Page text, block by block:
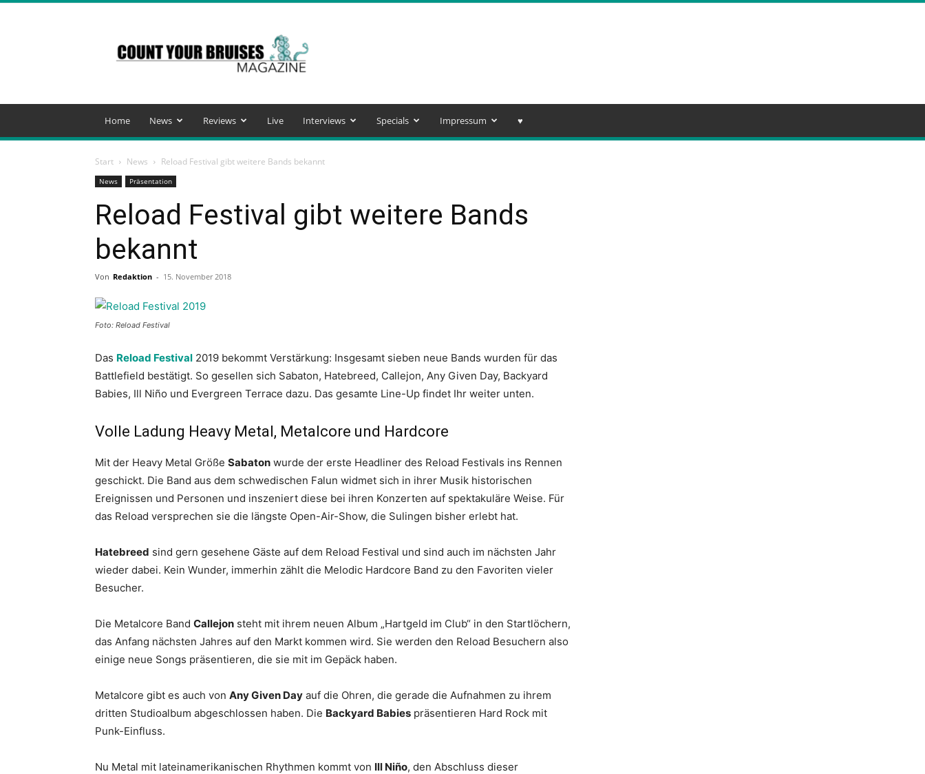
Your
Bruises
Magazine
Home News Reviews Live Interviews Specials Impressum ♥️
Start News Reload Festival gibt weitere Bands bekannt
News Präsentation
Reload Festival gibt weitere Bands
bekannt
Von Redaktion - 15. November 2018
Foto: Reload Festival
Das Reload Festival 2019 bekommt Verstärkung: Insgesamt sieben neue Bands wurden für das
Battlefield bestätigt. So gesellen sich Sabaton, Hatebreed, Callejon, Any Given Day, Backyard
Babies, Ill Niño und Evergreen Terrace dazu. Das gesamte Line-Up findet Ihr weiter unten.
Volle Ladung Heavy Metal, Metalcore und Hardcore
Mit der Heavy Metal Größe Sabaton wurde der erste Headliner des Reload Festivals ins Rennen
geschickt. Die Band aus dem schwedischen Falun widmet sich in ihrer Musik historischen
Ereignissen und Personen und inszeniert diese bei ihren Konzerten auf spektakuläre Weise. Für
das Reload versprechen sie die längste Open-Air-Show, die Sulingen bisher erlebt hat.
Hatebreed sind gern gesehene Gäste auf dem Reload Festival und sind auch im nächsten Jahr
wieder dabei. Kein Wunder, immerhin zählt die Melodic Hardcore Band zu den Favoriten vieler
Besucher.
Die Metalcore Band Callejon steht mit ihrem neuen Album „Hartgeld im Club“ in den Startlöchern,
das Anfang nächsten Jahres auf den Markt kommen wird. Sie werden den Reload Besuchern also
einige neue Songs präsentieren, die sie mit im Gepäck haben.
Metalcore gibt es auch von Any Given Day auf die Ohren, die gerade die Aufnahmen zu ihrem
dritten Studioalbum abgeschlossen haben. Die Backyard Babies präsentieren Hard Rock mit
Punk-Einfluss.
Nu Metal mit lateinamerikanischen Rhythmen kommt von Ill Niño, den Abschluss dieser